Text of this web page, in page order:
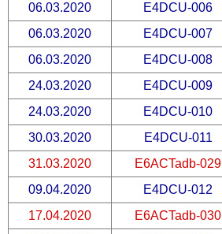
06.03.2020
E4DCU-006
06.03.2020
E4DCU-007
06.03.2020
E4DCU-008
24.03.2020
E4DCU-009
24.03.2020
E4DCU-010
30.03.2020
E4DCU-011
31.03.2020
E6ACTadb-029
09.04.2020
E4DCU-012
17.04.2020
E6ACTadb-030